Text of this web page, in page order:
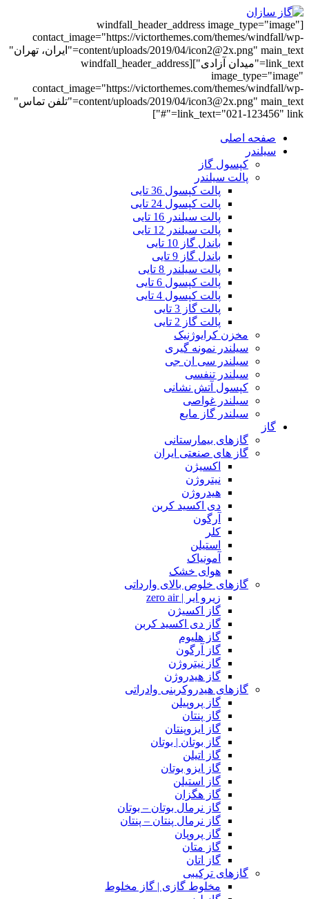
[windfall_header_address image_type="image"
contact_image="https://victorthemes.com/themes/windfall/wp-
content/uploads/2019/04/icon2@2x.png" main_text="ایران، تهران"
link_text="میدان آزادی"][windfall_header_address
image_type="image"
contact_image="https://victorthemes.com/themes/windfall/wp-
content/uploads/2019/04/icon3@2x.png" main_text="تلفن تماس"
link_text="021-123456" link="#"]
صفحه اصلی
سیلندر
کپسول گاز
پالت سیلندر
پالت کپسول 36 تایی
پالت کپسول 24 تایی
پالت سیلندر 16 تایی
پالت سیلندر 12 تایی
باندل گاز 10 تایی
باندل گاز 9 تایی
پالت سیلندر 8 تایی
پالت کپسول 6 تایی
پالت کپسول 4 تایی
پالت گاز 3 تایی
پالت گاز 2 تایی
مخزن کرایوژنیک
سیلندر نمونه گیری
سیلندر سی ان جی
سیلندر تنفسی
کپسول آتش نشانی
سیلندر غواصی
سیلندر گاز مایع
گاز
گازهای بیمارستانی
گاز های صنعتی ایران
اکسیژن
نیتروژن
هیدروژن
دی اکسید کربن
آرگون
کلر
استیلن
آمونیاک
هوای خشک
گازهای خلوص بالای وارداتی
زیرو ایر | zero air
گاز اکسیژن
گاز دی اکسید کربن
گاز هلیوم
گاز آرگون
گاز نیتروژن
گاز هیدروژن
گازهای هیدروکربنی وادراتی
گاز پروپیلن
گاز پنتان
گاز ایزوپنتان
گاز بوتان | بوتان
گاز اتیلن
گاز ایزو بوتان
گاز استیلن
گاز هگزان
گاز نرمال بوتان – بوتان
گاز نرمال پنتان – پنتان
گاز پروپان
گاز متان
گاز اتان
گازهای ترکیبی
مخلوط گازی | گاز مخلوط